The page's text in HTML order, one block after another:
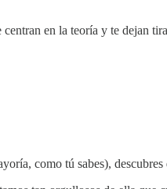
en la teoría y te dejan
como tú sabes), descubres